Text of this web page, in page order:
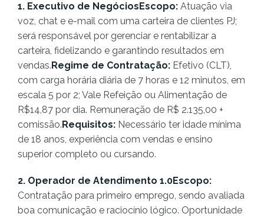
1. Executivo de NegóciosEscopo: Atuação via
voz, chat e e-mail com uma carteira de clientes PJ;
será responsável por gerenciar e rentabilizar a
carteira, fidelizando e garantindo resultados em
vendas. Regime de Contratação: Efetivo (CLT),
com carga horária diária de 7 horas e 12 minutos, em
escala 5 por 2; Vale Refeição ou Alimentação de
R$14,87 por dia. Remuneração de R$ 2.135,00 +
comissão. Requisitos: Necessário ter idade mínima
de 18 anos, experiência com vendas e ensino
superior completo ou cursando.
2. Operador de Atendimento 1.0Escopo:
Contratação para primeiro emprego, sendo avaliada
boa comunicação e raciocínio lógico. Oportunidade